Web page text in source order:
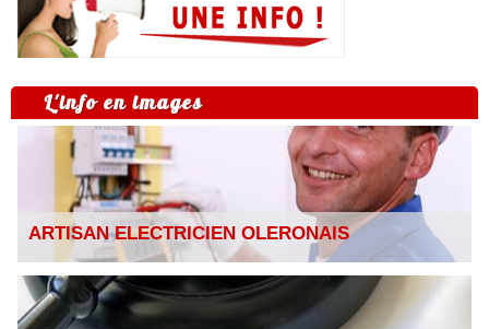
L'info en images
ARTISAN ELECTRICIEN OLERONAIS